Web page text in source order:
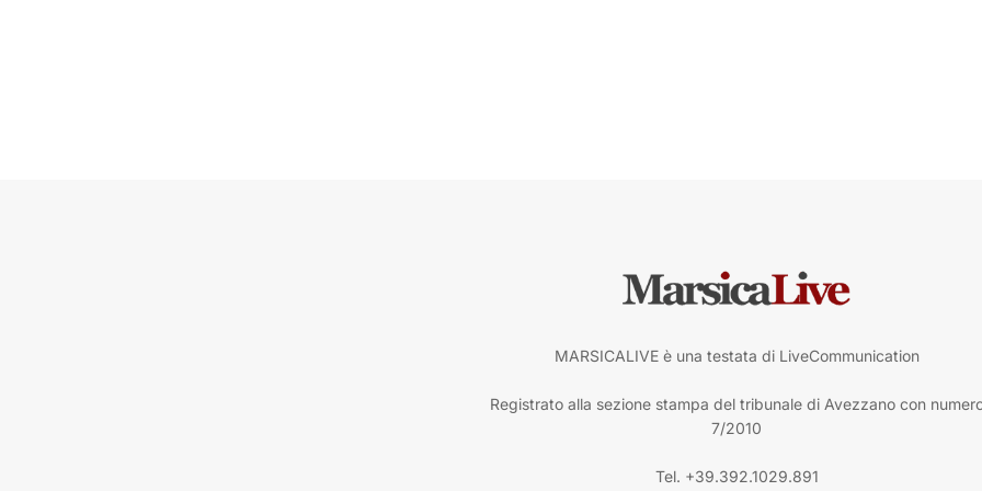
MARSICALIVE è una testata di LiveCommunication
Registrato alla sezione stampa del tribunale di Avezzano con
7/2010
Tel. +39.392.1029.891